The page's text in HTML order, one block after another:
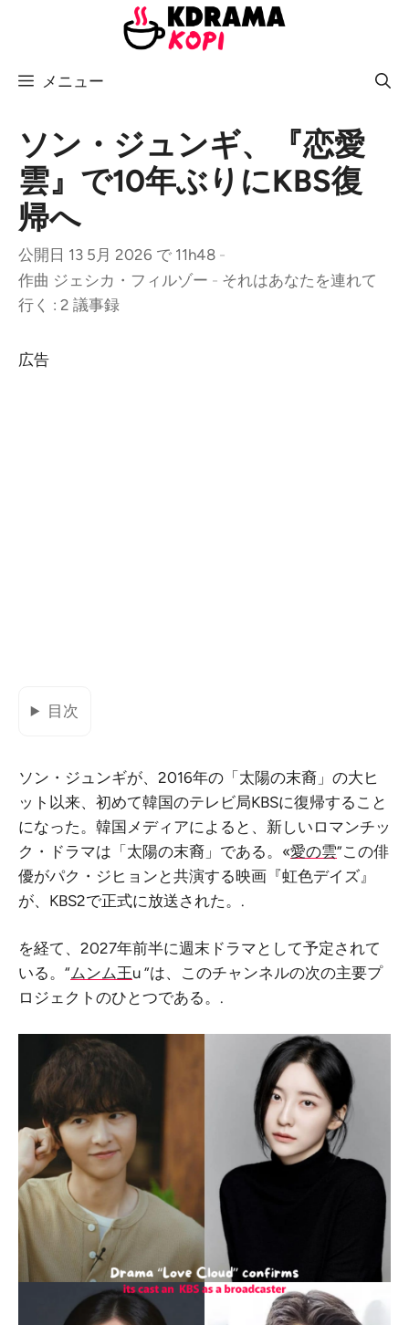
メニュー
ソン・ジュンギ、『恋愛
雲』で10年ぶりにKBS復
帰へ
公開日 13 5月 2026 で 11h48 -
作曲 ジェシカ・フィルゾー - それはあなたを連れて
行く : 2 議事録
広告
目次
ソン・ジュンギが、2016年の「太陽の末裔」の大ヒ
ット以来、初めて韓国のテレビ局KBSに復帰すること
になった。韓国メディアによると、新しいロマンチッ
ク・ドラマは「太陽の末裔」である。«愛の雲”この俳
優がパク・ジヒョンと共演する映画『虹色デイズ』
が、KBS2で正式に放送された。.
を経て、2027年前半に週末ドラマとして予定されて
いる。“ムンム王u ”は、このチャンネルの次の主要プ
ロジェクトのひとつである。.